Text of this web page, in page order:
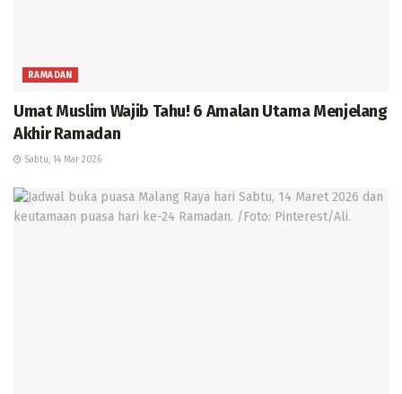
RAMADAN
Umat Muslim Wajib Tahu! 6 Amalan Utama Menjelang
Akhir Ramadan
Sabtu, 14 Mar 2026